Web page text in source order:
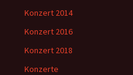
Konzert 2014
Konzert 2016
Konzert 2018
Konzerte